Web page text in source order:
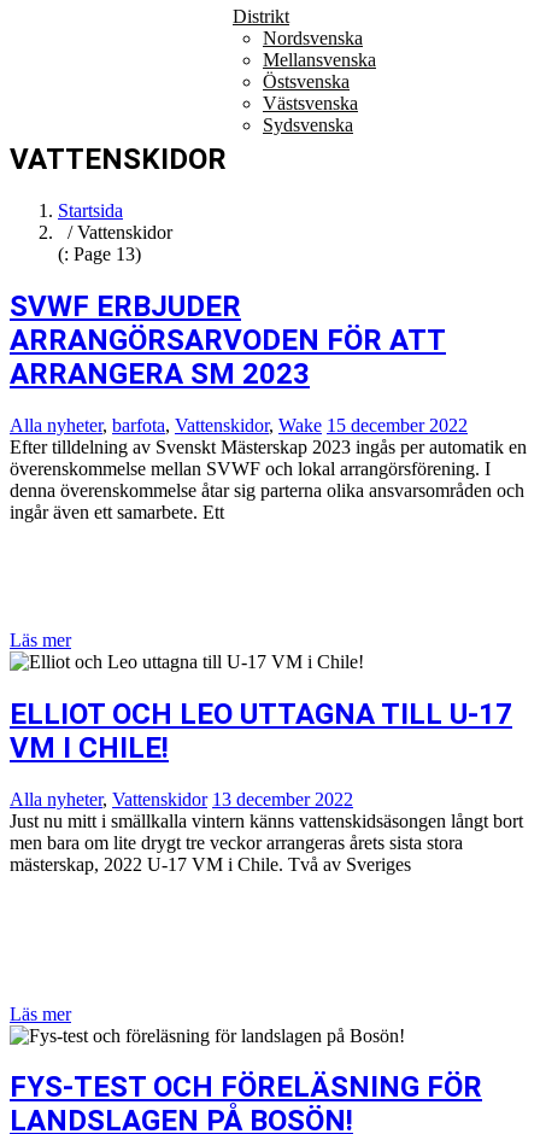
Distrikt
Nordsvenska
Mellansvenska
Östsvenska
Västsvenska
Sydsvenska
VATTENSKIDOR
Startsida
/ Vattenskidor
(: Page 13)
SVWF ERBJUDER
ARRANGÖRSARVODEN FÖR ATT
ARRANGERA SM 2023
Alla nyheter, barfota, Vattenskidor, Wake 15 december 2022
Efter tilldelning av Svenskt Mästerskap 2023 ingås per automatik en
överenskommelse mellan SVWF och lokal arrangörsförening. I
denna överenskommelse åtar sig parterna olika ansvarsområden och
ingår även ett samarbete. Ett
Läs mer
ELLIOT OCH LEO UTTAGNA TILL U-17
VM I CHILE!
Alla nyheter, Vattenskidor 13 december 2022
Just nu mitt i smällkalla vintern känns vattenskidsäsongen långt bort
men bara om lite drygt tre veckor arrangeras årets sista stora
mästerskap, 2022 U-17 VM i Chile. Två av Sveriges
Läs mer
FYS-TEST OCH FÖRELÄSNING FÖR
LANDSLAGEN PÅ BOSÖN!